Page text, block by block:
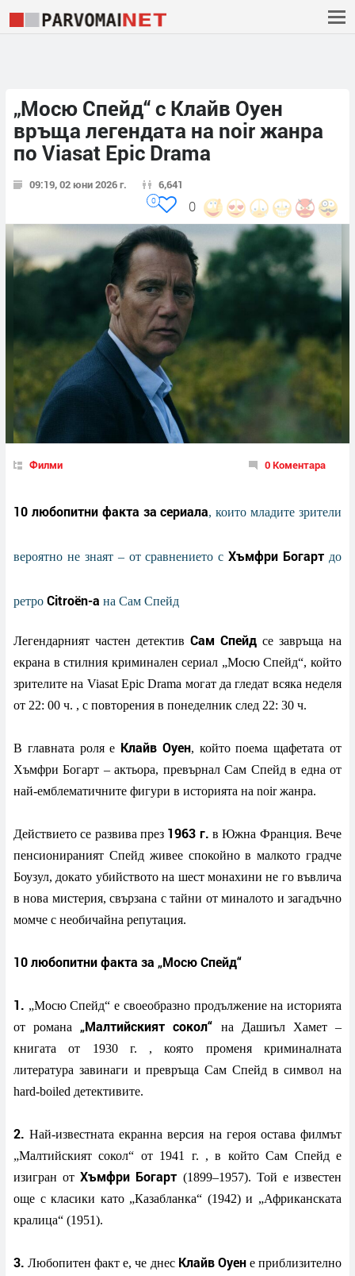
„Мосю Спейд“ с Клайв Оуен
връща легендата на noir жанра
по Viasat Epic Drama
09:19, 02 юни 2026 г. 6,641
0
0
Филми 0 Коментара
10 любопитни факта за сериала, които младите зрители
вероятно не знаят – от сравнението сХъмфри Богарт до
ретро Citroën-а на Сам Спейд
Легендарният частен детектив Сам Спейд се завръща на
екрана в стилния криминален сериал „Мосю Спейд“, който
зрителите на Viasat Epic Drama могат да гледат всяка неделя
от 22: 00 ч. , с повторения в понеделник след 22: 30 ч.
В главната роля е Клайв Оуен, който поема щафетата от
Хъмфри Богарт – актьора, превърнал Сам Спейд в една от
най-емблематичните фигури в историята на noir жанра.
Действието се развива през 1963 г.в Южна Франция. Вече
пенсионираният Спейд живее спокойно в малкото градче
Боузул, докато убийството на шест монахини не го въвлича
в нова мистерия, свързана с тайни от миналото и загадъчно
момче с необичайна репутация.
10 любопитни факта за „Мосю Спейд“
1. „Мосю Спейд“ е своеобразно продължение на историята
от романа„Малтийският сокол“ на Дашиъл Хамет –
книгата от 1930 г. , която променя криминалната
литература завинаги и превръща Сам Спейд в символ на
hard-boiled детективите.
2.Най-известната екранна версия на героя остава филмът
„Малтийският сокол“ от 1941 г. , в който Сам Спейд е
изигран отХъмфри Богарт (1899–1957). Той е известен
още с класики като „Казабланка“ (1942) и „Африканската
кралица“ (1951).
3.Любопитен факт е, че днес Клайв Оуене приблизително